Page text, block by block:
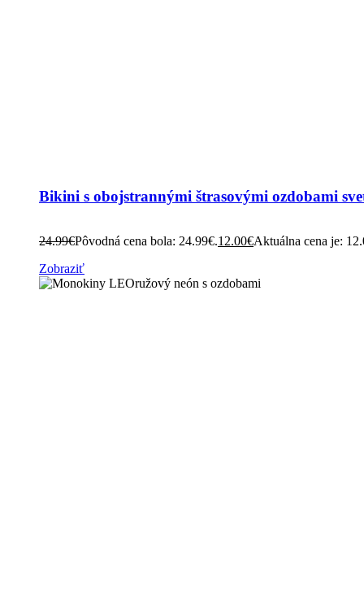
Bikini s obojstrannými štrasovými ozdobami
24.99€Pôvodná cena bola: 24.99€.12.00€Aktuálna cena je:
Zobraziť